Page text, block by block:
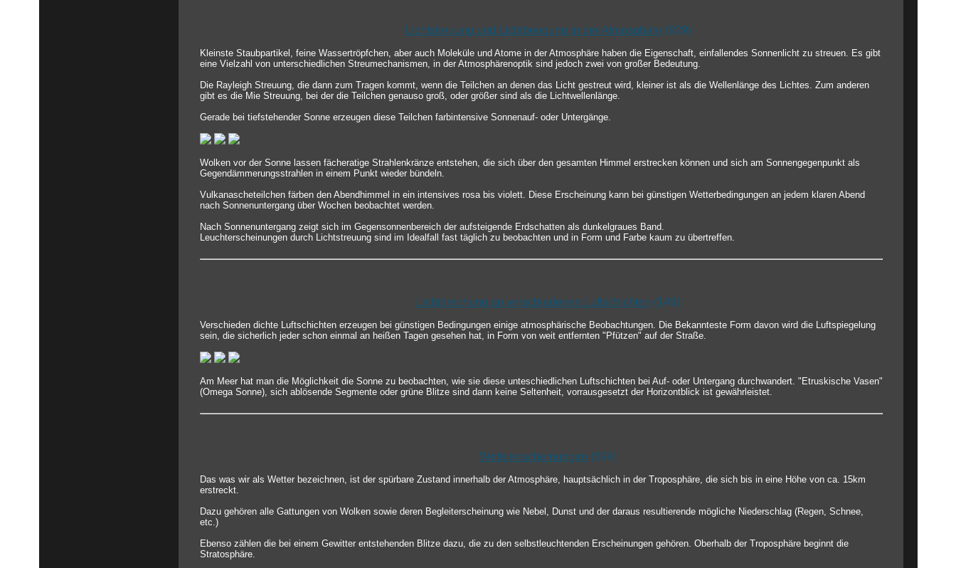
Lichtstreuung und Lichtbeugung in der Atmosphäre (929)
Kleinste Staubpartikel, feine Wassertröpfchen, aber auch Moleküle und Atome in der Atmosphäre haben die Eigenschaft, einfallendes Sonnenlicht zu streuen. Es gibt
eine Vielzahl von unterschiedlichen Streumechanismen, in der Atmosphärenoptik sind jedoch zwei von großer Bedeutung.
Die Rayleigh Streuung, die dann zum Tragen kommt, wenn die Teilchen an denen das Licht gestreut wird, kleiner ist als die Wellenlänge des Lichtes. Zum anderen
gibt es die Mie Streuung, bei der die Teilchen genauso groß, oder größer sind als die Lichtwellenlänge.
Gerade bei tiefstehender Sonne erzeugen diese Teilchen farbintensive Sonnenauf- oder Untergänge.
Wolken vor der Sonne lassen fächeratige Strahlenkränze entstehen, die sich über den gesamten Himmel erstrecken können und sich am Sonnengegenpunkt als
Gegendämmerungsstrahlen in einem Punkt wieder bündeln.
Vulkanascheteilchen färben den Abendhimmel in ein intensives rosa bis violett. Diese Erscheinung kann bei günstigen Wetterbedingungen an jedem klaren Abend
nach Sonnenuntergang über Wochen beobachtet werden.
Nach Sonnenuntergang zeigt sich im Gegensonnenbereich der aufsteigende Erdschatten als dunkelgraues Band.
Leuchterscheinungen durch Lichtstreuung sind im Idealfall fast täglich zu beobachten und in Form und Farbe kaum zu übertreffen.
Lichtbrechung an verschiedenen Luftschichten (149)
Verschieden dichte Luftschichten erzeugen bei günstigen Bedingungen einige atmosphärische Beobachtungen. Die Bekannteste Form davon wird die Luftspiegelung
sein, die sicherlich jeder schon einmal an heißen Tagen gesehen hat, in Form von weit entfernten "Pfützen" auf der Straße.
Am Meer hat man die Möglichkeit die Sonne zu beobachten, wie sie diese unteschiedlichen Luftschichten bei Auf- oder Untergang durchwandert. "Etruskische Vasen"
(Omega Sonne), sich ablösende Segmente oder grüne Blitze sind dann keine Seltenheit, vorrausgesetzt der Horizontblick ist gewährleistet.
Wettererscheinungen (694)
Das was wir als Wetter bezeichnen, ist der spürbare Zustand innerhalb der Atmosphäre, hauptsächlich in der Troposphäre, die sich bis in eine Höhe von ca. 15km
erstreckt.
Dazu gehören alle Gattungen von Wolken sowie deren Begleiterscheinung wie Nebel, Dunst und der daraus resultierende mögliche Niederschlag (Regen, Schnee,
etc.)
Ebenso zählen die bei einem Gewitter entstehenden Blitze dazu, die zu den selbstleuchtenden Erscheinungen gehören. Oberhalb der Troposphäre beginnt die
Stratosphäre.